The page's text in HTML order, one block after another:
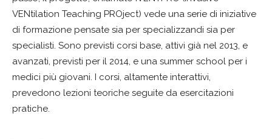
VENtilation Teaching PROject) vede una serie di iniziative
di formazione pensate sia per specializzandi sia per
specialisti. Sono previsti corsi base, attivi già nel 2013, e
avanzati, previsti per il 2014, e una summer school per i
medici più giovani. I corsi, altamente interattivi,
prevedono lezioni teoriche seguite da esercitazioni
pratiche.